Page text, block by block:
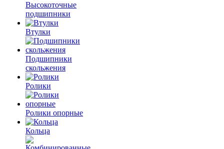
Высокоточные
подшипники
Втулки
Подшипники
скольжения
Ролики
Ролики опорные
Кольца